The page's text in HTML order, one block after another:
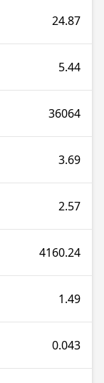
24.87
5.44
36064
3.69
2.57
4160.24
1.49
0.043